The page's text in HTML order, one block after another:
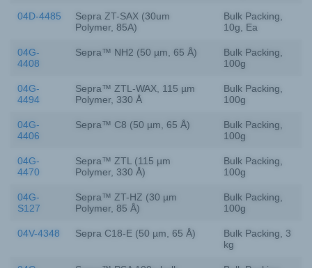
04D-4485
Sepra ZT-SAX (30um
Polymer, 85A)
Bulk Packing,
10g, Ea
04G-
4408
Sepra™ NH2 (50 µm, 65 Å)
Bulk Packing,
100g
04G-
4494
Sepra™ ZTL-WAX, 115 µm
Polymer, 330 Å
Bulk Packing,
100g
04G-
4406
Sepra™ C8 (50 µm, 65 Å)
Bulk Packing,
100g
04G-
4470
Sepra™ ZTL (115 µm
Polymer, 330 Å)
Bulk Packing,
100g
04G-
S127
Sepra™ ZT-HZ (30 µm
Polymer, 85 Å)
Bulk Packing,
100g
04V-4348 Sepra C18-E (50 µm, 65 Å)
Bulk Packing, 3
kg